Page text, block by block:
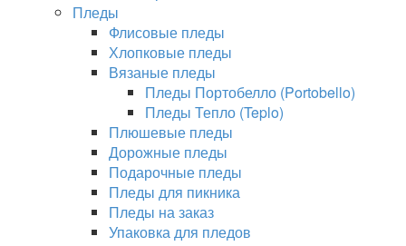
Пледы
Флисовые пледы
Хлопковые пледы
Вязаные пледы
Пледы Портобелло (Portobello)
Пледы Тепло (Teplo)
Плюшевые пледы
Дорожные пледы
Подарочные пледы
Пледы для пикника
Пледы на заказ
Упаковка для пледов